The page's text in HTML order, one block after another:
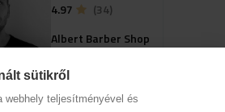
sütikről
webhely teljesítményével és
4.97
(34)
Albert Barber Shop
Vasút utca 39. 6/2.